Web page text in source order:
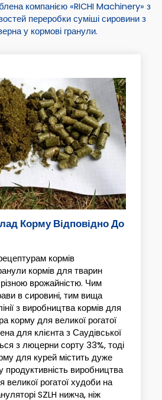
компанією «RICHI Machinery» з
переробки суміші сировини з
у кормові гранули.
Корму Відповідно До
кормів
кормів для тварин
різною врожайністю. Чим
в сировині, тим вища
з виробництва кормів для
корму для великої рогатої
для клієнта з Саудівської
з люцерни сорту 33%, тоді
для курей містить дуже
продуктивність виробництва
великої рогатої худоби на
SZLH нижча, ніж